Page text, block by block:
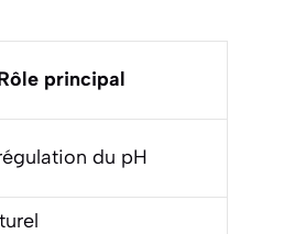
principal
du pH